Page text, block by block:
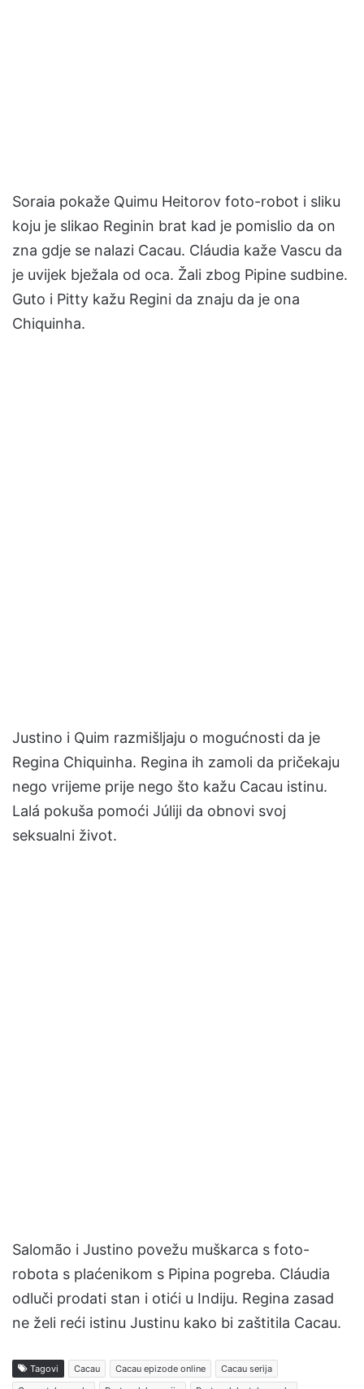
Soraia pokaže Quimu Heitorov foto-robot i sliku
koju je slikao Reginin brat kad je pomislio da on
zna gdje se nalazi Cacau. Cláudia kaže Vascu da
je uvijek bježala od oca. Žali zbog Pipine sudbine.
Guto i Pitty kažu Regini da znaju da je ona
Chiquinha.
Justino i Quim razmišljaju o mogućnosti da je
Regina Chiquinha. Regina ih zamoli da pričekaju
nego vrijeme prije nego što kažu Cacau istinu.
Lalá pokuša pomoći Júliji da obnovi svoj
seksualni život.
Salomão i Justino povežu muškarca s foto-
robota s plaćenikom s Pipina pogreba. Cláudia
odluči prodati stan i otići u Indiju. Regina zasad
ne želi reći istinu Justinu kako bi zaštitila Cacau.
Tagovi Cacau Cacau epizode online
Cacau serija